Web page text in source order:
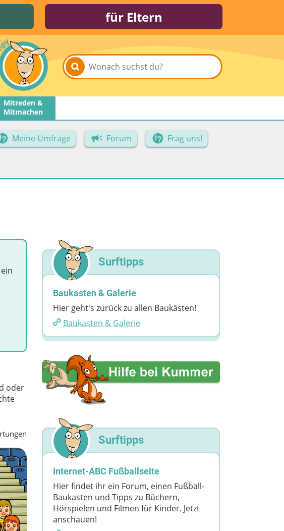
für Eltern
Mitreden &
Mitmachen
Meine Umfrage Forum
Frag uns!
oder
Surftipps
Baukasten & Galerie
Hier geht's zurück zu allen Baukästen!
Baukasten & Galerie
Surftipps
Internet-ABC Fußballseite
Hier findet ihr ein Forum, einen Fußball-
Baukasten und Tipps zu Büchern,
Hörspielen und Filmen für Kinder. Jetzt
anschauen!